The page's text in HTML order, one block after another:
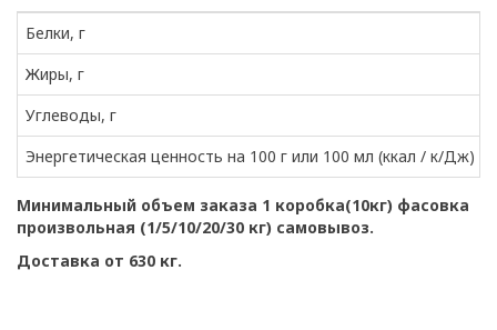
Белки, г
Жиры, г
Углеводы, г
Энергетическая ценность на 100 г или 100 мл (ккал / к/Дж)
Минимальный объем заказа 1 коробка(10кг) фасовка
произвольная (1/5/10/20/30 кг) самовывоз.
Доставка от 630 кг.